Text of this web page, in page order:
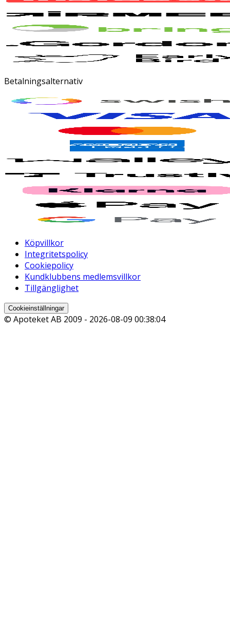
Betalningsalternativ
Köpvillkor
Integritetspolicy
Cookiepolicy
Kundklubbens medlemsvillkor
Tillgänglighet
Cookieinställningar
© Apoteket AB 2009 - 2026-08-09 00:38:04